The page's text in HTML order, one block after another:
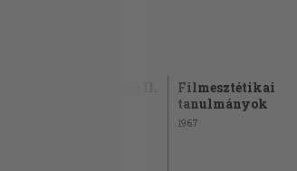
Filmesztétikai
tanulmányok
1967